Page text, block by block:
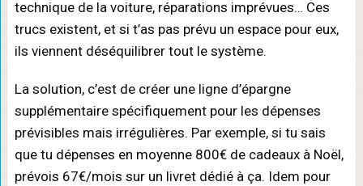
technique de la voiture, réparations imprévues… Ces
trucs existent, et si t’as pas prévu un espace pour eux,
ils viennent déséquilibrer tout le système.
La solution, c’est de créer une ligne d’épargne
supplémentaire spécifiquement pour les dépenses
prévisibles mais irrégulières. Par exemple, si tu sais
que tu dépenses en moyenne 800€ de cadeaux à Noël,
prévois 67€/mois sur un livret dédié à ça. Idem pour